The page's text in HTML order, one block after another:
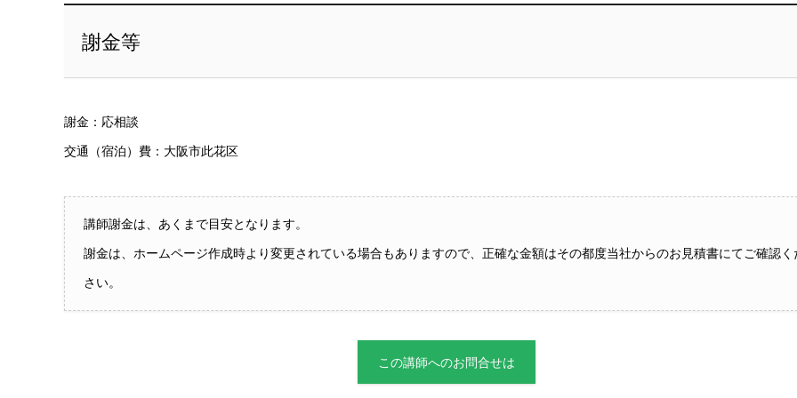
謝金等
謝金：応相談
交通（宿泊）費：大阪市此花区
講師謝金は、あくまで目安となります。
謝金は、ホームページ作成時より変更されている場合もありますので、正確な金額はその都度当社からのお見積書にてご確認く
さい。
この講師へのお問合せは